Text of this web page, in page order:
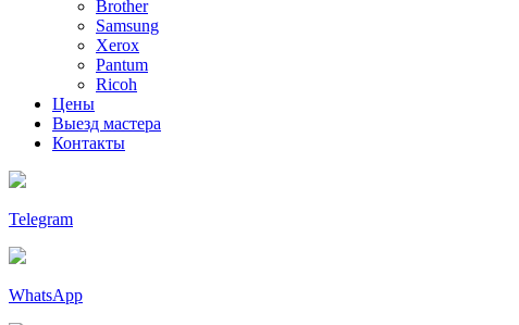
Brother
Samsung
Xerox
Pantum
Ricoh
Цены
Выезд мастера
Контакты
Telegram
WhatsApp